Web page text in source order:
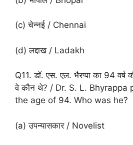
(c) चेन्नई / Chennai
(d) लद्दाख / Ladakh
Q11. डॉ. एस. एल. भैरप्पा का 94 वर्ष
वे कौन थे? / Dr. S. L.
the age of 94. Who was he?
(a) उपन्यासकार / Novelist